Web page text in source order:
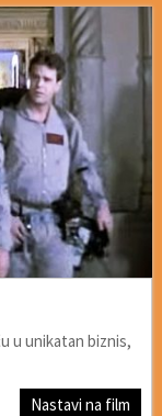
u unikatan biznis,
Nastavi na film